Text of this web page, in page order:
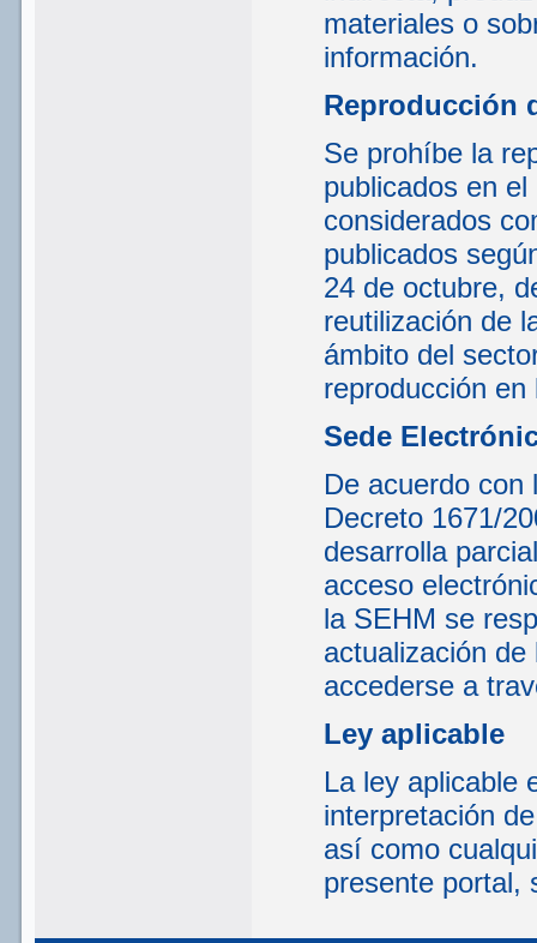
materiales o
información.
Reproducción
Se prohíbe la
publicados en
considerados
publicados
24 de octubre,
reutilización de
ámbito del
reproducción
Sede
De acuerdo con
Decreto 1671/
desarrolla
acceso
la SEHM se
actualización
accederse a
Ley aplicable
La ley aplicable
interpretación
así como
presente portal,